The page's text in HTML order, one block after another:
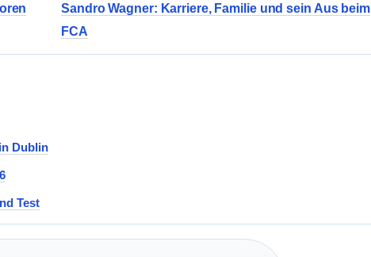
Sandro Wagner: Karriere, Familie und sein Aus beim
FCA
Dublin
Test